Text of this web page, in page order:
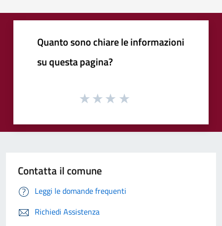
Quanto sono chiare le informazioni
su questa pagina?
Contatta il comune
Leggi le domande frequenti
Richiedi Assistenza